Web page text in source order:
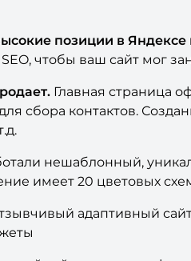
позиции в Яндексе
чтобы ваш сайт мог
Главная страница
сбора контактов.
нешаблонный,
имеет 20 цветовых
адаптивный